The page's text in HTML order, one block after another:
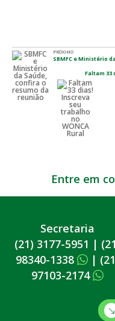
PRÓXIMO
SBMFC e Ministério
Faltam 33
Entre em
Secretaria
(21) 3177-5951 |
98340-1338
|
97103-2174